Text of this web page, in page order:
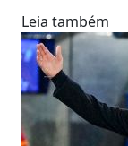
Leia também